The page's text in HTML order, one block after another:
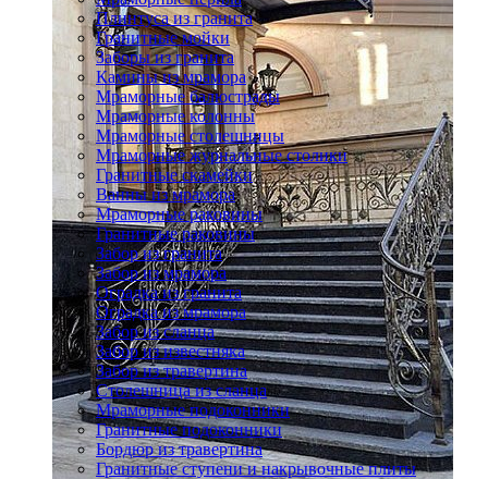
Плинтуса из гранита
Гранитные мойки
Заборы из гранита
Камины из мрамора
Мраморные балюстрады
Мраморные колонны
Мраморные столешницы
Мраморные журнальные столики
Гранитные скамейки
Ванны из мрамора
Мраморные раковины
Гранитные раковины
Забор из гранита
Забор из мрамора
Оградка из гранита
Оградка из мрамора
Забор из сланца
Забор из известняка
Забор из травертина
Столешница из сланца
Мраморные подоконники
Гранитные подоконники
Бордюр из травертина
Гранитные ступени и накрывочные плиты